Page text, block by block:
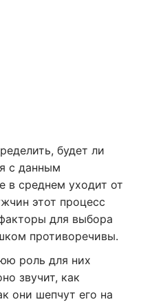
будет ли
с данным
в среднем уходит от
этот процесс
для выбора
противоречивы.
роль для них
звучит, как
они шепчут его на